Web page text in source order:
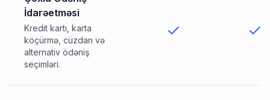
İdarəetməsi
Kredit kartı, karta
köçürmə, cüzdan və
alternativ ödəniş
seçimləri.